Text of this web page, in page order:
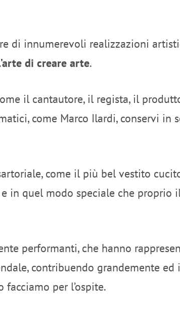
di innumerevoli realizzazioni
di creare arte.
il cantautore, il regista, il
come Marco Ilardi, conservi in
come il più bel vestito
in quel modo speciale che proprio
performanti, che hanno
contribuendo grandemente ed
per l’ospite.